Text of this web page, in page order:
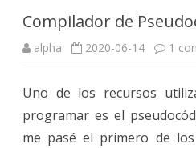
Compilador de
alpha 2020-06-14 1
Uno de los recursos
programar es el
me pasé el primero de